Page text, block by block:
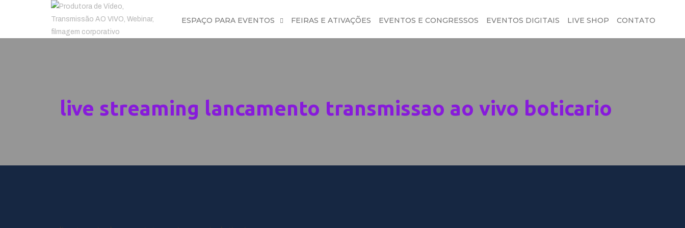
ESPAÇO PARA EVENTOS FEIRAS E ATIVAÇÕES EVENTOS E CONGRESSOS EVENTOS DIGITAIS LIVE SHOP CONTATO
live streaming lancamento transmissao ao vivo boticario